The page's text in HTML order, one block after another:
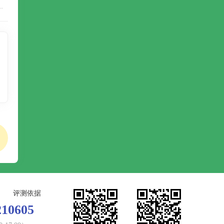
评测依据